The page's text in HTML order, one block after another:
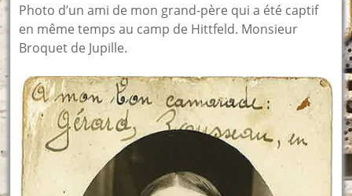
Photo d’un ami de mon grand-père qui a été captif
en même temps au camp de Hittfeld. Monsieur
Broquet de Jupille.